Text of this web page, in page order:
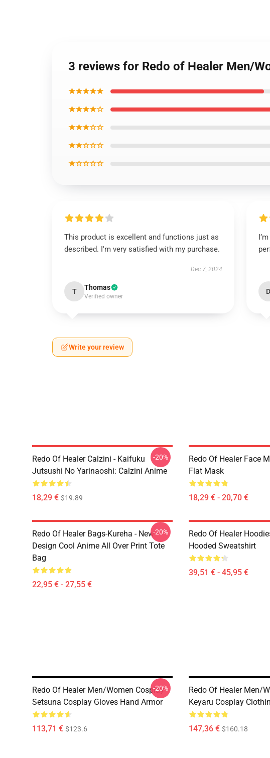
3 reviews for Redo of Healer Men/
★★★★★
★★★★☆
★★★☆☆
★★☆☆☆
★☆☆☆☆
This product is excellent and functions just as
described. I'm very satisfied with my purchase.
Dec 7, 2024
T Thomas
Verified owner
D
Write your review
Redo Of Healer Calzini - Kaifuku
Jutsushi No Yarinaoshi: Calzini Anime
18,29 € $19.89
-20%
Redo Of Healer Face
Flat Mask
18,29 € - 20,70 €
Redo Of Healer Bags-Kureha - New
Design Cool Anime All Over Print Tote
Bag
22,95 € - 27,55 €
-20%
Redo Of Healer
Hooded Sweatshirt
39,51 € - 45,95 €
Redo Of Healer Men/Women Cosplay -
Setsuna Cosplay Gloves Hand Armor
113,71 € $123.6
-20%
Redo Of Healer Men/
Keyaru Cosplay
147,36 € $160.18